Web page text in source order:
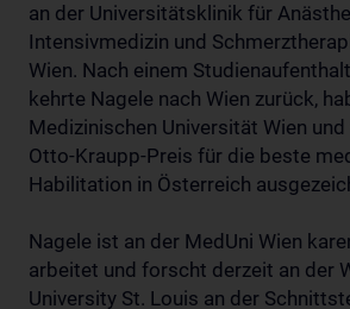
an der Universitätsklinik für
Intensivmedizin und
Wien. Nach einem
kehrte Nagele nach Wien zurück,
Medizinischen Universität Wien
Otto-Kraupp-Preis für die beste
Habilitation in Österreich
Nagele ist an der MedUni Wien
arbeitet und forscht derzeit an der
University St. Louis an der